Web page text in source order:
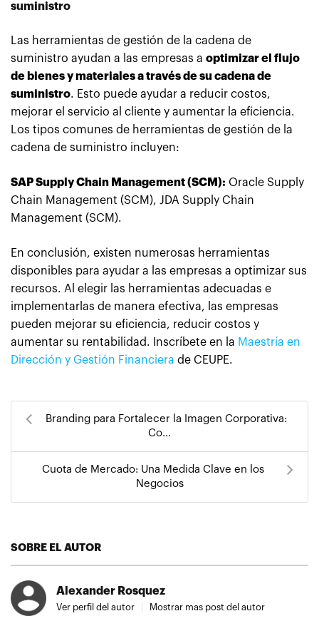
suministro
Las herramientas de gestión de la cadena de
suministro ayudan a las empresas a optimizar el flujo
de bienes y materiales a través de su cadena de
suministro. Esto puede ayudar a reducir costos,
mejorar el servicio al cliente y aumentar la eficiencia.
Los tipos comunes de herramientas de gestión de la
cadena de suministro incluyen:
SAP Supply Chain Management (SCM): Oracle Supply
Chain Management (SCM), JDA Supply Chain
Management (SCM).
En conclusión, existen numerosas herramientas
disponibles para ayudar a las empresas a optimizar sus
recursos. Al elegir las herramientas adecuadas e
implementarlas de manera efectiva, las empresas
pueden mejorar su eficiencia, reducir costos y
aumentar su rentabilidad. Inscríbete en la Maestría en
Dirección y Gestión Financiera de CEUPE.
Branding para Fortalecer la Imagen Corporativa:
Co...
Cuota de Mercado: Una Medida Clave en los
Negocios
SOBRE EL AUTOR
Alexander Rosquez
Ver perfil del autor Mostrar mas post del autor